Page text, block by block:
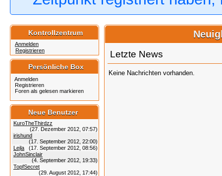
Kontrollzentrum
Anmelden
Registrieren
Persönliche Box
Anmelden
Registrieren
Foren als gelesen markieren
Neue Benutzer
KuroTheThirdzz
(27. Dezember 2012, 07:57)
irishund
(17. September 2012, 22:00)
Lejla
(17. September 2012, 08:56)
JohnSinclair
(4. September 2012, 19:33)
TopfSecret
(29. August 2012, 17:44)
Letzte News
Keine Nachrichten vorhanden.